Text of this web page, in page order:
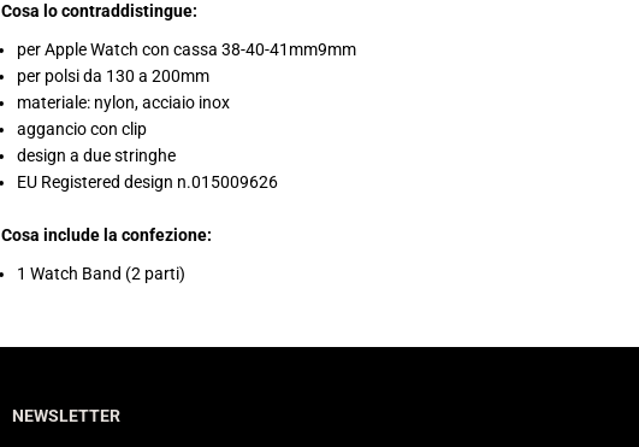
m
o
c
h
u
s
u
r
c
l
p
m
o
c
h
u
s
u
r
c
l
p
Cosa lo contraddistingue:
per Apple Watch con cassa 38-40-41mm9mm
per polsi da 130 a 200mm
materiale: nylon, acciaio inox
aggancio con clip
design a due stringhe
EU Registered design n.015009626
Cosa include la confezione:
1 Watch Band (2 parti)
NEWSLETTER